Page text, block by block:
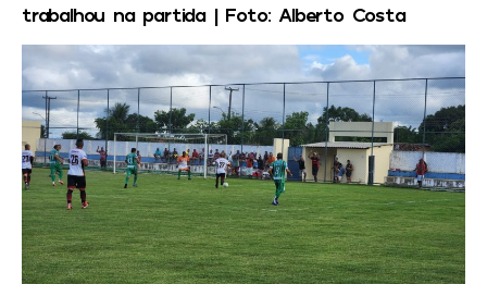
trabalhou na partida | Foto: Alberto Costa